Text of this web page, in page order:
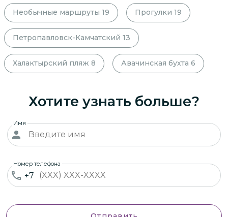
Необычные маршруты 19 Прогулки 19
Петропавловск-Камчатский 13
Халактырский пляж 8 Авачинская бухта 6
Хотите узнать больше?
Имя
+7
Номер телефона